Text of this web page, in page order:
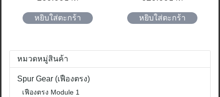
หยิบใส่ตะกร้า หยิบใส่ตะกร้า
หมวดหมู่สินค้า
Spur Gear (เฟืองตรง)
เฟืองตรง Module 1